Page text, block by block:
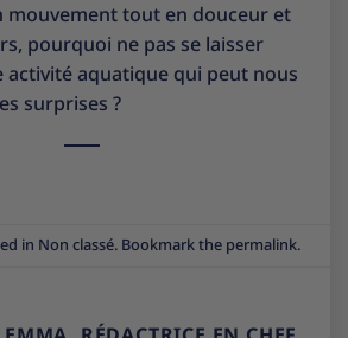
mouvement tout en douceur et
pourquoi ne pas se laisser
aquatique qui peut nous
surprises ?
in Non classé. Bookmark the permalink.